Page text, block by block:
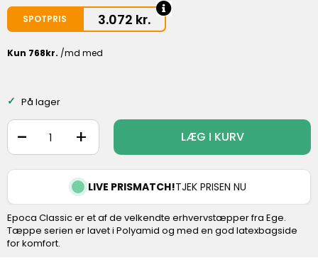
SPOTPRIS 3.072 kr.
På lager
+
- LÆG I KURV
LIVE PRISMATCH!TJEK PRISEN NU
Epoca Classic er et af de velkendte erhvervstæpper fra Ege.
Tæppe serien er lavet i Polyamid og med en god latexbagside
for komfort.